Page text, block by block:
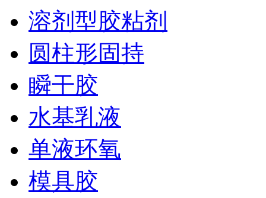
溶剂型胶粘剂
圆柱形固持
瞬干胶
水基乳液
单液环氧
模具胶